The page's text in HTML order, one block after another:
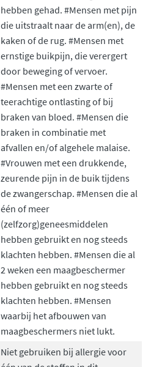
hebben gehad. #Mensen met pijn
die uitstraalt naar de arm(en), de
kaken of de rug. #Mensen met
ernstige buikpijn, die verergert
door beweging of vervoer.
#Mensen met een zwarte of
teerachtige ontlasting of bij
braken van bloed. #Mensen die
braken in combinatie met
afvallen en/of algehele malaise.
#Vrouwen met een drukkende,
zeurende pijn in de buik tijdens
de zwangerschap. #Mensen die al
één of meer
(zelfzorg)geneesmiddelen
hebben gebruikt en nog steeds
klachten hebben. #Mensen die al
2 weken een maagbeschermer
hebben gebruikt en nog steeds
klachten hebben. #Mensen
waarbij het afbouwen van
maagbeschermers niet lukt.
Niet gebruiken bij allergie voor